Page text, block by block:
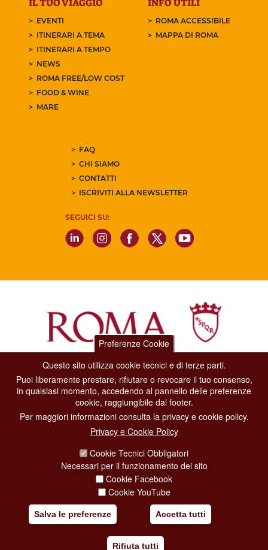
IL TUO VIAGGIO
EVENTI
ITINERARI A TEMA
ITINERARI A TEMPO
NEWS
ROMA FREE/LOW COST
FOOD & WINE
MARE
INFO UTILI
ROMA ACCESSIBILE
MAPPA DI ROMA
FAQ
CHI SIAMO
CONTATTI
ISCRIVITI ALLA NEWSLETTER
SEGUICI SU:
Dipartimento Grandi Eventi, Sport, Turismo e Moda.
Via di San Basilio, 51
00187 Roma
CONTACT CENTER TEL. 06 06 08
CONTATTA LA REDAZIONE
SOCIAL MEDIA POLICY
COPYRIGHT
Preferenze Cookie
Questo sito utilizza cookie tecnici e di terze parti.
Puoi liberamente prestare, rifiutare o revocare il tuo consenso,
in qualsiasi momento, accedendo al pannello delle preferenze
cookie, raggiungibile dal footer.
Per maggiori informazioni consulta la privacy e cookie policy.
Privacy e Cookie Policy
Cookie Tecnici Obbligatori
Necessari per il funzionamento del sito
Cookie Facebook
Cookie YouTube
Salva le preferenze Accetta tutti
Rifiuta tutti